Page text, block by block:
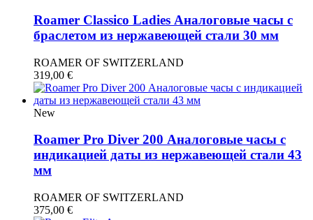
Roamer Classico Ladies Аналоговые часы с
браслетом из нержавеющей стали 30 мм
ROAMER OF SWITZERLAND
319,00 €
New
Roamer Pro Diver 200 Аналоговые часы с
индикацией даты из нержавеющей стали 43
мм
ROAMER OF SWITZERLAND
375,00 €